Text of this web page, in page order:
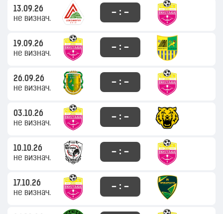
13.09.26
не визнач.
– : –
19.09.26
не визнач.
– : –
26.09.26
не визнач.
– : –
03.10.26
не визнач.
– : –
10.10.26
не визнач.
– : –
17.10.26
не визнач.
– : –